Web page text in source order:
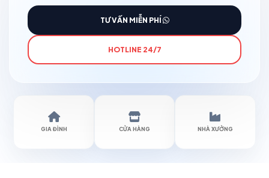
TƯ VẤN MIỄN PHÍ
HOTLINE 24/7
GIA ĐÌNH CỬA HÀNG NHÀ XƯỞNG